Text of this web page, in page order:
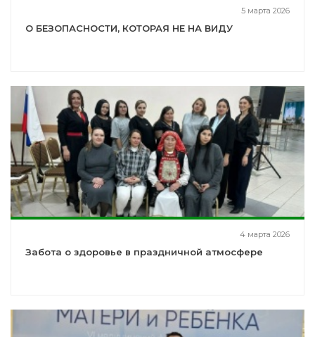
5 марта 2026
О БЕЗОПАСНОСТИ, КОТОРАЯ НЕ НА ВИДУ
4 марта 2026
Забота о здоровье в праздничной атмосфере